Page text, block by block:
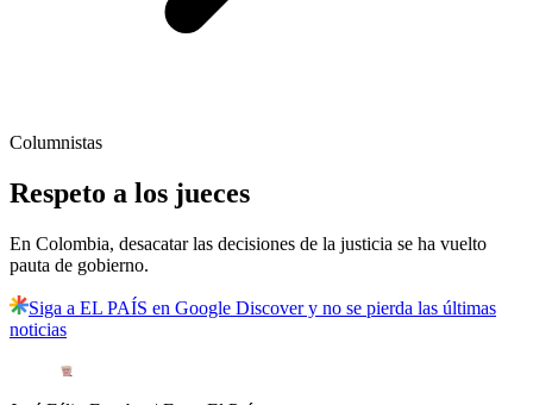
Columnistas
Respeto a los jueces
En Colombia, desacatar las decisiones de la justicia se ha vuelto
pauta de gobierno.
Siga a EL PAÍS en Google Discover y no se pierda las últimas
noticias